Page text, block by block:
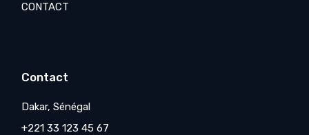
CONTACT
Contact
Dakar, Sénégal
+221 33 123 45 67